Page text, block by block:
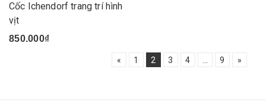
Cốc Ichendorf trang trí hình
vịt
850.000₫
« 1 2 3 4 9 »